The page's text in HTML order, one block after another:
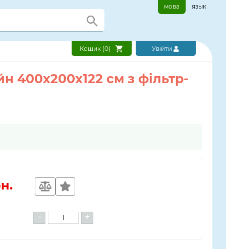
мова язык
Кошик (0) Увійти
400х200х122 см з фільтр-
- +